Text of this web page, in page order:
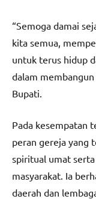
“Semoga damai
kita semua,
untuk terus hidup
dalam
Bupati.
Pada kesempatan
peran gereja yang
spiritual umat
masyarakat. Ia
daerah dan